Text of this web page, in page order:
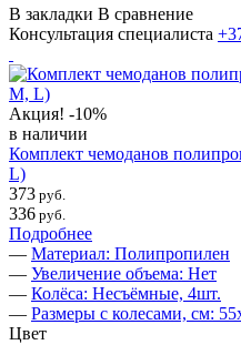
В закладки В сравнение
Консультация специалиста
Акция! -10%
в наличии
Комплект чемоданов
L)
373 руб.
336 руб.
Подробнее
— Материал: Полипропилен
— Увеличение объема: Нет
— Колёса: Несъёмные, 4шт.
— Размеры с колесами, см:
Цвет